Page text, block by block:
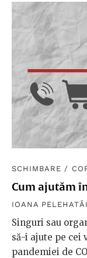
SCHIMBARE /
Cum ajutăm
IOANA PELEHATĂI
Singuri sau
să-i ajute pe
pandemiei de